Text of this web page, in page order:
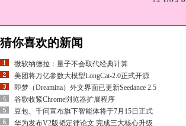
猜你喜欢的新闻
微软纳德拉：量子不会取代经典计算
美团将万亿参数大模型LongCat-2.0正式开源
即梦（Dreamina）外文界面已更新Seedance 2.5
谷歌收紧Chrome浏览器扩展程序
豆包、千问宣布旗下智能体将于7月15日正式
华为发布V2版韬定律论文 完成三大核心升级